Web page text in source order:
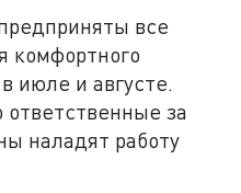
все
комфортного
июле и августе.
за
наладят работу